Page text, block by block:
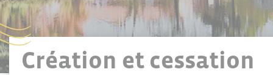
Création et cessation